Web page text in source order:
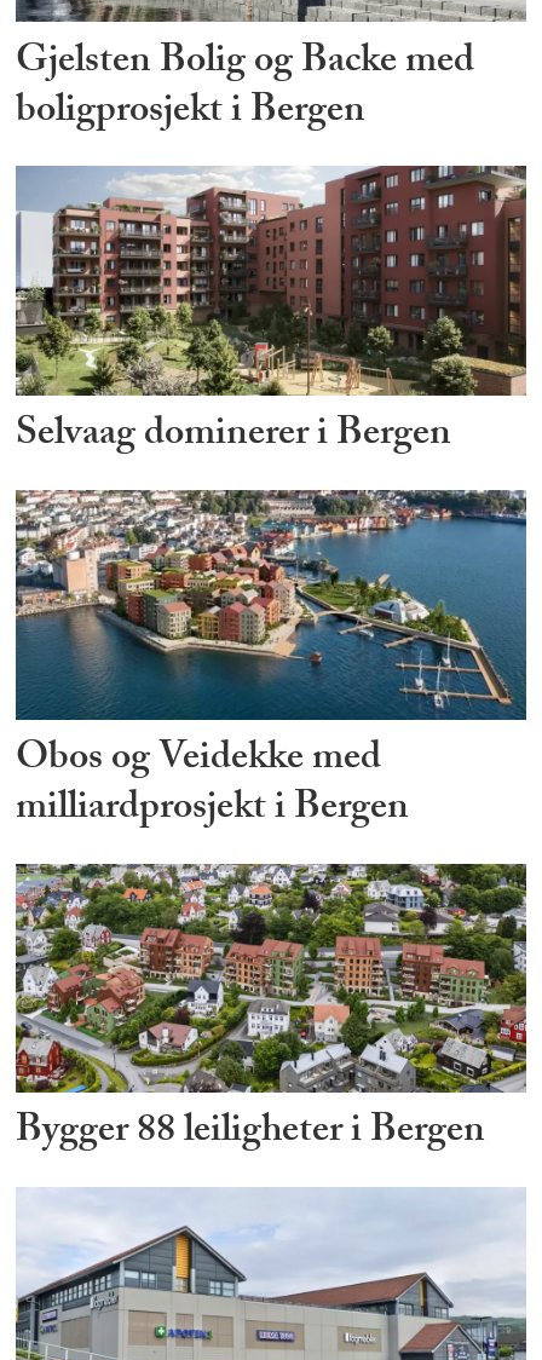
Gjelsten Bolig og Backe med
boligprosjekt i Bergen
Selvaag dominerer i Bergen
Obos og Veidekke med
milliardprosjekt i Bergen
Bygger 88 leiligheter i Bergen